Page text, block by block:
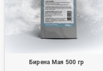
Бирена Мая 500 гр